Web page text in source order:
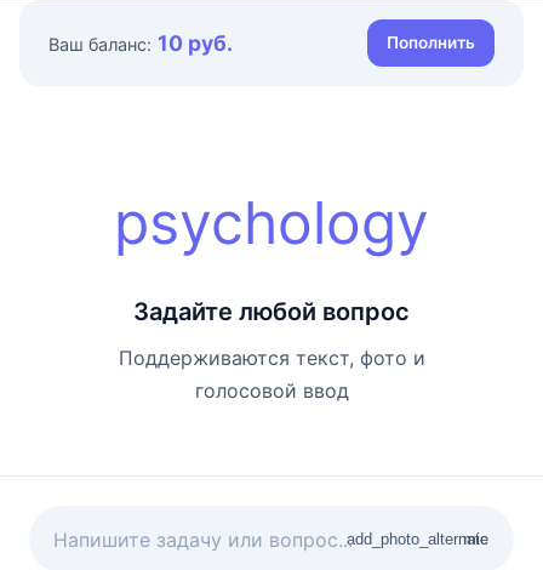
Ваш баланс: 10 руб. Пополнить
psychology
Задайте любой вопрос
Поддерживаются текст, фото и
голосовой ввод
add_photo_alternate
mic